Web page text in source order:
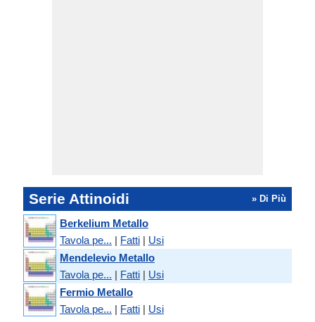
Serie Attinoidi » Di Più
Berkelium Metallo
Tavola pe... | Fatti | Usi
Mendelevio Metallo
Tavola pe... | Fatti | Usi
Fermio Metallo
Tavola pe... | Fatti | Usi